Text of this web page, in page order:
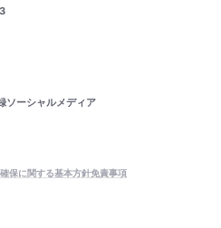
ソーシャルメディア
保に関する基本方針免責事項